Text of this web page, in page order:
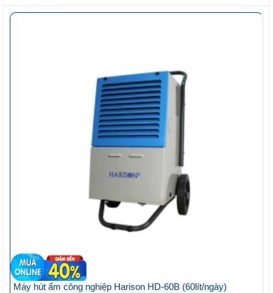
Máy hút ẩm công nghiệp Harison HD-60B (60lít/ngày)